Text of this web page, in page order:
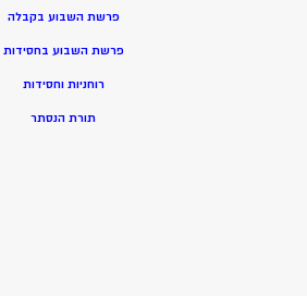
פרשת השבוע בקבלה
פרשת השבוע בחסידות
רוחניות וחסידות
תורת הנסתר